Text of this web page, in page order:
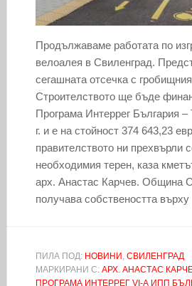
Продължаваме работата по
велоалея в Свиленград.
сегашната отсечка с
Строителството ще бъде
Програма Интеррег България –
г. и е на стойност 374 643,23
правителството ни прехвърли
необходимия терен, каза
арх. Анастас Карчев. Община
получава собствеността
ПИЛА ПОД: НОВИНИ , СВИЛЕНГРАД
МАРКИРАНИ С: АРХ. АНАСТАС
ПРОГРАМА ИНТЕРРЕГ VІ-А ИПП